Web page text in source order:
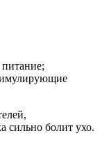
сильно болит ухо.